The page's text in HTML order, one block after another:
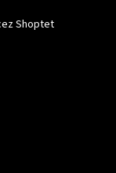
Shoptet